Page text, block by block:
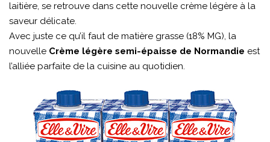
laitière, se retrouve dans cette nouvelle crème légère à la
saveur délicate.
Avec juste ce qu’il faut de matière grasse (18% MG), la
nouvelle Crème légère semi-épaisse de Normandie est
l’alliée parfaite de la cuisine au quotidien.